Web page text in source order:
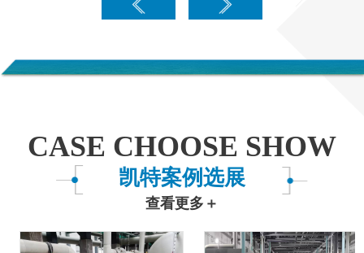
CASE CHOOSE SHOW
凯特案例选展
查看更多＋